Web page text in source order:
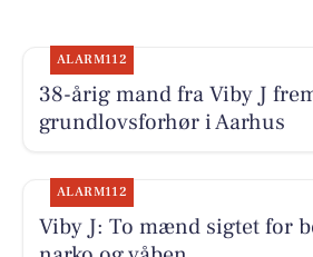
ALARM112
38-årig mand fra Viby J
grundlovsforhør i Aarhus
ALARM112
Viby J: To mænd sigtet for